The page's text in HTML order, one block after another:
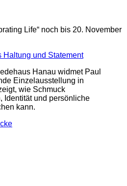
Life“ noch bis 20. November
Haltung und Statement
Hanau widmet Paul
Einzelausstellung in
wie Schmuck
Identität und persönliche
kann.